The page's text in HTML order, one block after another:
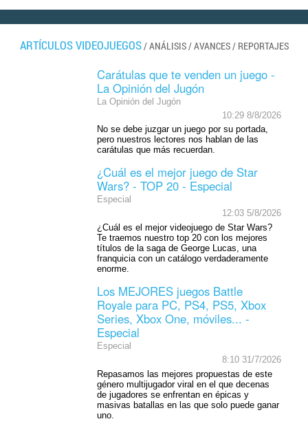
ARTÍCULOS VIDEOJUEGOS/ANÁLISIS/AVANCES/ REPORTAJES
Carátulas que te venden un juego -
La Opinión del Jugón
La Opinión del Jugón
10:29 8/8/2026
No se debe juzgar un juego por su portada,
pero nuestros lectores nos hablan de las
carátulas que más recuerdan.
¿Cuál es el mejor juego de Star
Wars? - TOP 20 - Especial
Especial
12:03 5/8/2026
¿Cuál es el mejor videojuego de Star Wars?
Te traemos nuestro top 20 con los mejores
títulos de la saga de George Lucas, una
franquicia con un catálogo verdaderamente
enorme.
Los MEJORES juegos Battle
Royale para PC, PS4, PS5, Xbox
Series, Xbox One, móviles... -
Especial
Repasamos las mejores propuestas de este
género multijugador viral en el que decenas
de jugadores se enfrentan en épicas y
masivas batallas en las que solo puede ganar